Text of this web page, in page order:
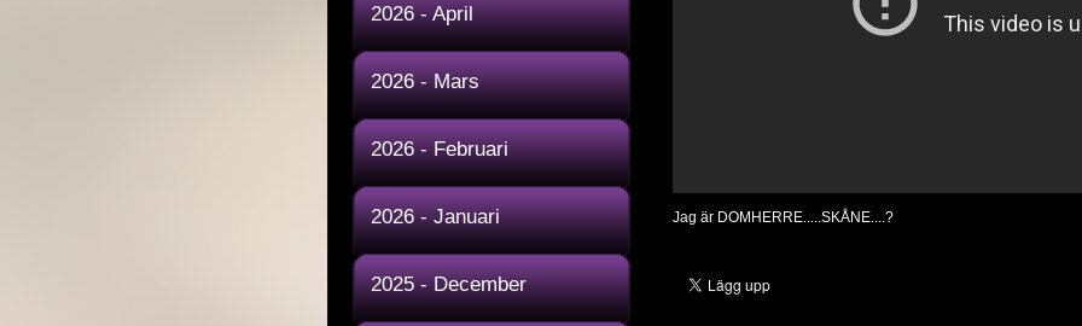
2026 - April
2026 - Mars
2026 - Februari
2026 - Januari
2025 - December
Jag är DOMHERRE.....SKÅNE....?